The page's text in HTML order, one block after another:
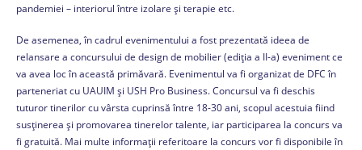
pandemiei – interiorul între izolare și terapie etc.
De asemenea, în cadrul evenimentului a fost prezentată ideea de
relansare a concursului de design de mobilier (ediția a II-a) eveniment ce
va avea loc în această primăvară. Evenimentul va fi organizat de DFC în
parteneriat cu UAUIM și USH Pro Business. Concursul va fi deschis
tuturor tinerilor cu vârsta cuprinsă între 18-30 ani, scopul acestuia fiind
susținerea și promovarea tinerelor talente, iar participarea la concurs va
fi gratuită. Mai multe informații referitoare la concurs vor fi disponibile în